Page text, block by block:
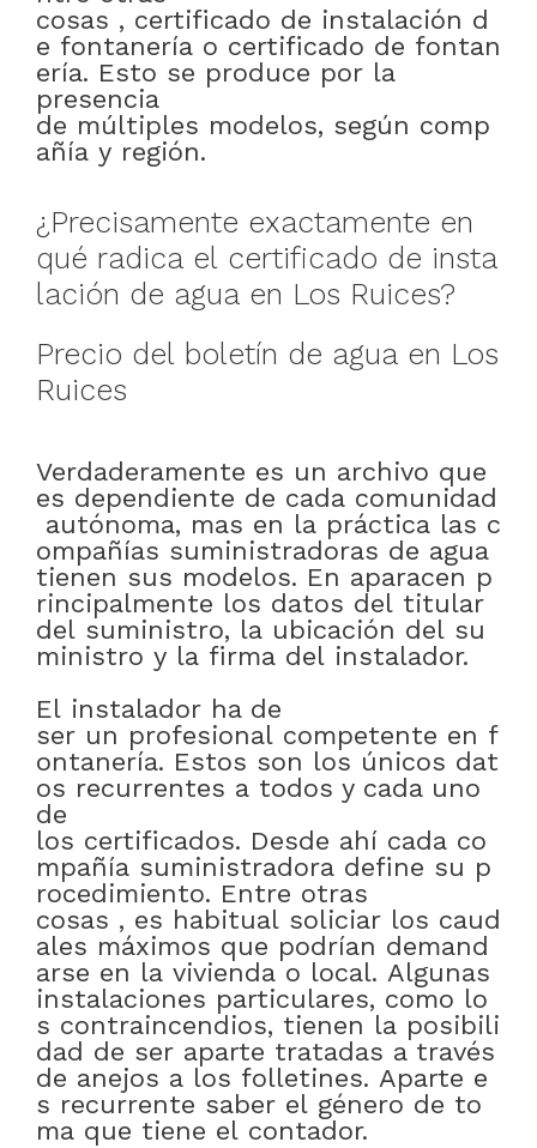
cosas , certificado de instalación d
e fontanería o certificado de fontan
ería. Esto se produce por la
presencia
de múltiples modelos, según comp
añía y región.
¿Precisamente exactamente en
qué radica el certificado de insta
lación de agua en Los Ruices?
Precio del boletín de agua en Los
Ruices
Verdaderamente es un archivo que
es dependiente de cada comunidad
autónoma, mas en la práctica las c
ompañías suministradoras de agua
tienen sus modelos. En aparacen p
rincipalmente los datos del titular
del suministro, la ubicación del su
ministro y la firma del instalador.
El instalador ha de
ser un profesional competente en f
ontanería. Estos son los únicos dat
os recurrentes a todos y cada uno
de
los certificados. Desde ahí cada co
mpañía suministradora define su p
rocedimiento. Entre otras
cosas , es habitual soliciar los caud
ales máximos que podrían demand
arse en la vivienda o local. Algunas
instalaciones particulares, como lo
s contraincendios, tienen la posibili
dad de ser aparte tratadas a través
de anejos a los folletines. Aparte e
s recurrente saber el género de to
ma que tiene el contador.